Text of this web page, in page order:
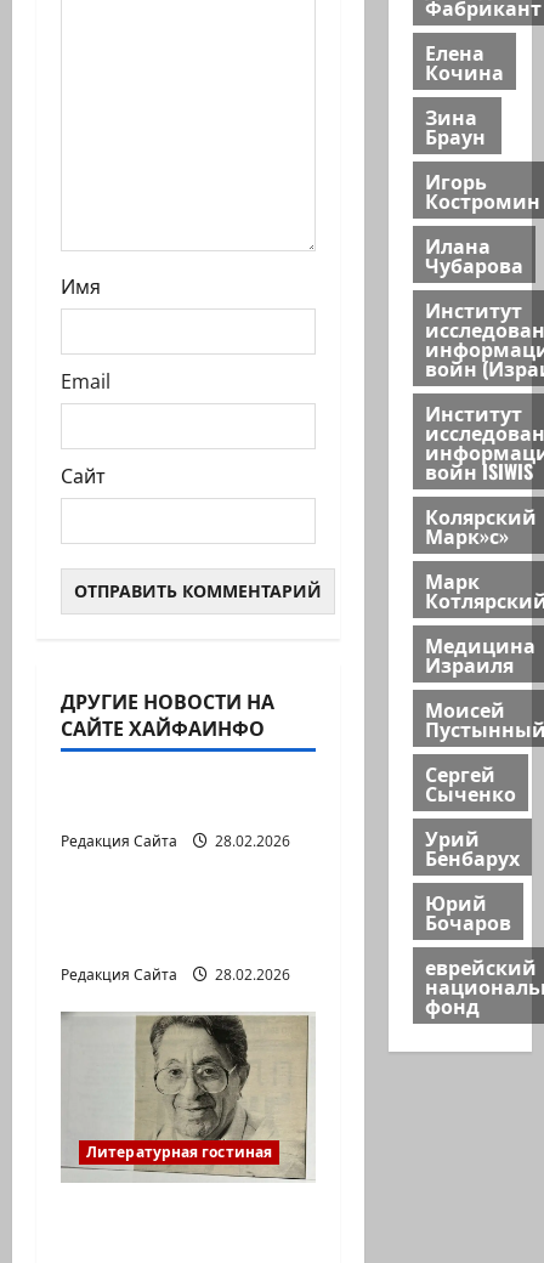
Имя
Email
Сайт
ДРУГИЕ НОВОСТИ НА
САЙТЕ ХАЙФАИНФО
Литературная гостиная
Редакция Сайта 28.02.2026
Литературная гостиная
Редакция Сайта 28.02.2026
Литературная гостиная
Фабрикант
Елена
Кочина
Зина
Браун
Игорь
Костромин
Илана
Чубарова
Институт
войн
Институт
войн ISIWIS
Колярский
Марк»с»
Марк
Медицина
Израиля
Моисей
Сергей
Сыченко
Урий
Бенбарух
Юрий
Бочаров
еврейский
фонд